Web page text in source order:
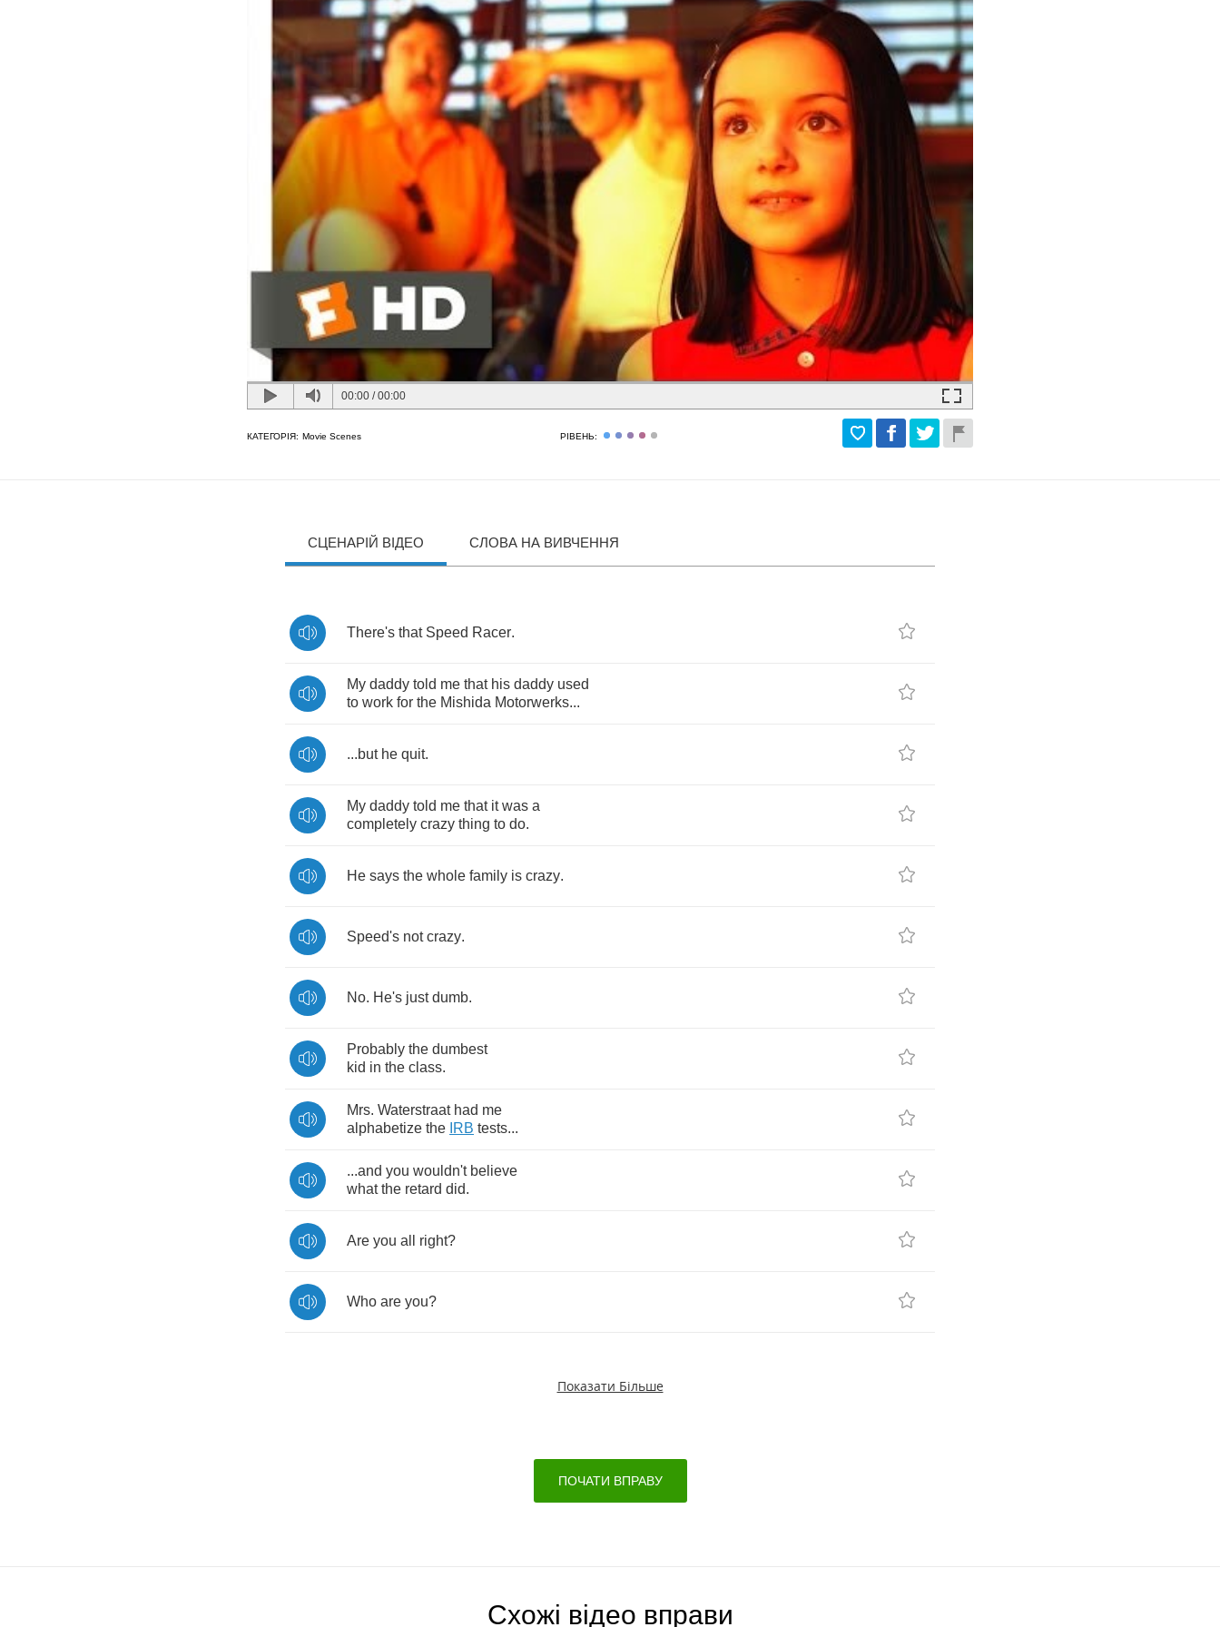
00:00 /00:00
КАТЕГОРІЯ: Movie Scenes РІВЕНЬ:
СЦЕНАРІЙ ВІДЕО СЛОВА НА ВИВЧЕННЯ
There's that Speed Racer.
My daddy told me that his daddy used
to work for the Mishida Motorwerks...
...but he quit.
My daddy told me that it was a
completely crazy thing to do.
He says the whole family is crazy.
Speed's not crazy.
No. He's just dumb.
Probably the dumbest
kid in the class.
Mrs. Waterstraat had me
alphabetize the IRB tests...
...and you wouldn't believe
what the retard did.
Are you all right?
Who are you?
Показати Більше
ПОЧАТИ ВПРАВУ
Схожі відео вправи